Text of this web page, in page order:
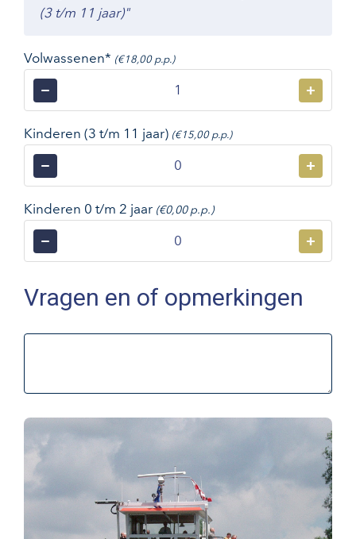
(3 t/m 11 jaar)"
Volwassenen* (€18,00 p.p.)
− +
Kinderen (3 t/m 11 jaar) (€15,00 p.p.)
− +
Kinderen 0 t/m 2 jaar (€0,00 p.p.)
− +
Vragen en of opmerkingen